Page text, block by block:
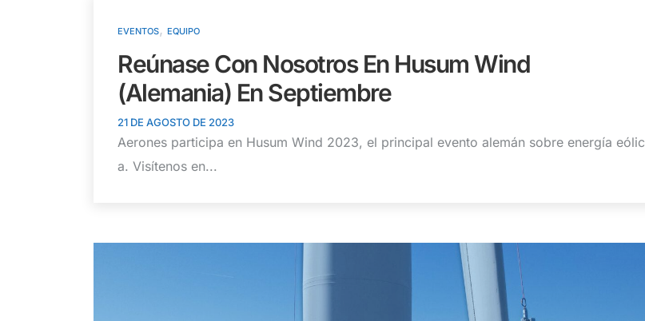
EVENTOS, EQUIPO
Reúnase Con Nosotros En Husum Wind
(Alemania) En Septiembre
21 DE AGOSTO DE 2023
Aerones participa en Husum Wind 2023, el principal evento alemán sobre energía eólic
a. Visítenos en...